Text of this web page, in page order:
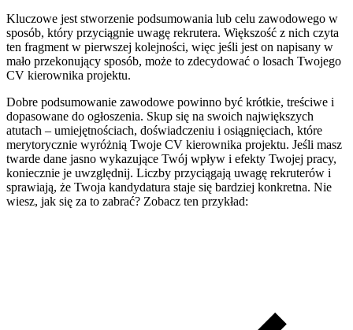
Kluczowe jest stworzenie podsumowania lub celu zawodowego w
sposób, który przyciągnie uwagę rekrutera. Większość z nich czyta
ten fragment w pierwszej kolejności, więc jeśli jest on napisany w
mało przekonujący sposób, może to zdecydować o losach Twojego
CV kierownika projektu.
Dobre podsumowanie zawodowe powinno być krótkie, treściwe i
dopasowane do ogłoszenia. Skup się na swoich największych
atutach – umiejętnościach, doświadczeniu i osiągnięciach, które
merytorycznie wyróżnią Twoje CV kierownika projektu. Jeśli masz
twarde dane jasno wykazujące Twój wpływ i efekty Twojej pracy,
koniecznie je uwzględnij. Liczby przyciągają uwagę rekruterów i
sprawiają, że Twoja kandydatura staje się bardziej konkretna. Nie
wiesz, jak się za to zabrać? Zobacz ten przykład: